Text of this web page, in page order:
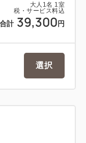
大人 1 名 1 室
税・サービス料込
合計 39,300 円
選択